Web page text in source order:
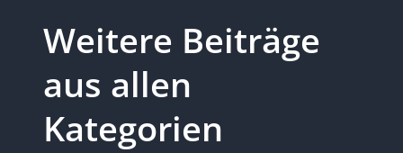
Weitere Beiträge
aus allen
Kategorien